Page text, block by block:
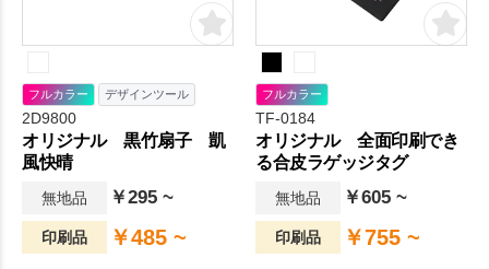
フルカラー デザインツール
2D9800
オリジナル 黒竹扇子 凱
風快晴
無地品 ￥295 ~
印刷品 ￥485 ~
フルカラー
TF-0184
オリジナル 全面印刷でき
る合皮ラゲッジタグ
無地品 ￥605 ~
印刷品 ￥755 ~